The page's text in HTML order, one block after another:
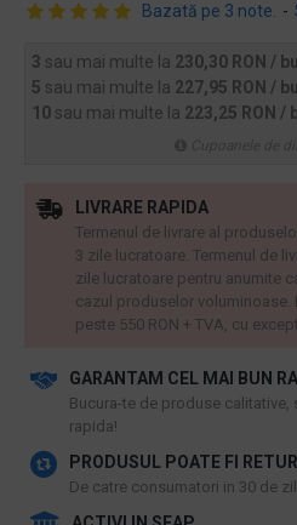
Bazată pe 3 note. -
3 sau mai multe la 230,30 RON /
5 sau mai multe la 227,95 RON /
10 sau mai multe la 223,25 RON /
GARANTAM CEL MAI BUN
​Bucura-te de produse
rapida!
PRODUSUL POATE FI
De catre consumatori in 30 de
LIVRARE RAPIDA
Termenul de livrare al
3 zile lucratoare. Termenul de
zile lucratoare pentru anumite
cazul produselor
peste 550 RON + TVA, cu